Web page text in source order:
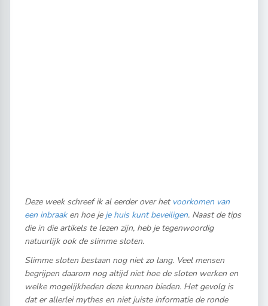
Deze week schreef ik al eerder over het voorkomen van
een inbraaken hoe je je huis kunt beveiligen. Naast de tips
die in die artikels te lezen zijn, heb je tegenwoordig
natuurlijk ook de slimme sloten.
Slimme sloten bestaan nog niet zo lang. Veel mensen
begrijpen daarom nog altijd niet hoe de sloten werken en
welke mogelijkheden deze kunnen bieden. Het gevolg is
dat er allerlei mythes en niet juiste informatie de ronde